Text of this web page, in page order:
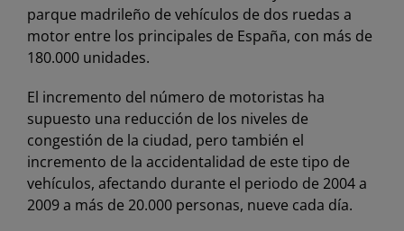
parque madrileño de vehículos de dos ruedas a
motor entre los principales de España, con más de
180.000 unidades.
El incremento del número de motoristas ha
supuesto una reducción de los niveles de
congestión de la ciudad, pero también el
incremento de la accidentalidad de este tipo de
vehículos, afectando durante el periodo de 2004 a
2009 a más de 20.000 personas, nueve cada día.